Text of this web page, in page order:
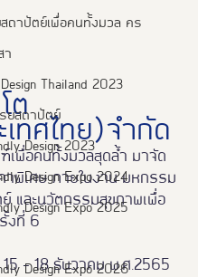
ถาปัตย์เพื่อคนทั้งมวล คร
า
Thailand 2023
ยสถาปัตย์
Design 2023
Design Expo 2024
Design Expo 2025
Design Expo 2026
ต
เทศไทย)จำกัด
เพื่อคนทั้งมวลสุดล้ำ มาจัด
าพิเศษ ภายในงาน มหกรรม
และนวัตกรรมสุขภาพเพื่อ
งที่ 6
15 - 18 ธันวาคม พ.ศ.2565